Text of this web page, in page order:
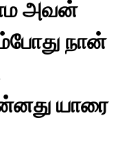
அவன்
நான்
யாரை